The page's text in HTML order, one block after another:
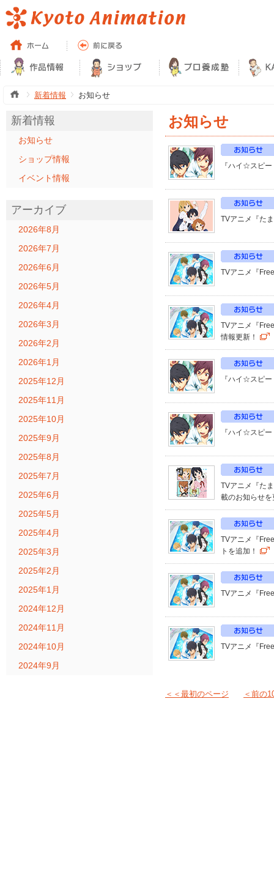
新着情報 お知らせ
新着情報
お知らせ
ショップ情報
イベント情報
アーカイブ
2026年8月
2026年7月
2026年6月
2026年5月
2026年4月
2026年3月
2026年2月
2026年1月
2025年12月
2025年11月
2025年10月
2025年9月
2025年8月
2025年7月
2025年6月
2025年5月
2025年4月
2025年3月
2025年2月
2025年1月
2024年12月
2024年11月
2024年10月
2024年9月
お知らせ
『ハイ☆スピ
TVアニメ『た
TVアニメ『
TVアニメ『
情報更新！
『ハイ☆スピ
『ハイ☆スピ
TVアニメ『た
載のお知らせ
TVアニメ『
トを追加！
TVアニメ『
TVアニメ『
＜＜最初のページ ＜前の